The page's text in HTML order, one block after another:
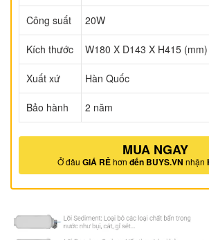
Công suất 20W
Kích thước W180 X D143 X H415 (mm)
Xuất xứ Hàn Quốc
Bảo hành 2 năm
MUA NGAY
Ở đâu GIÁ RẺhơn đến BUYS.VN nhận